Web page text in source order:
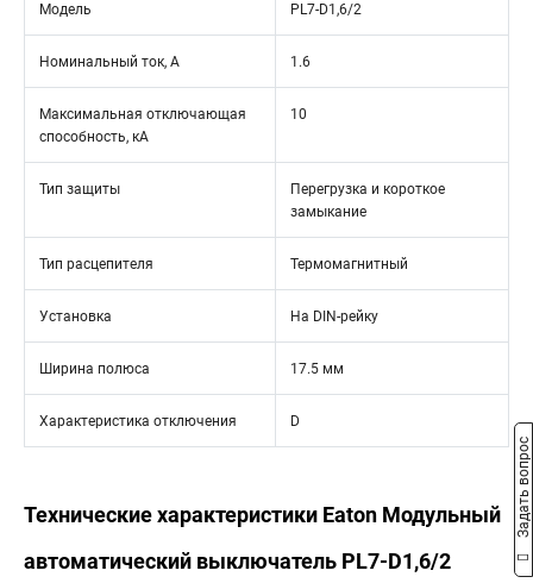
Модель PL7-D1,6/2
Номинальный ток, А 1.6
Максимальная отключающая
способность, кА
10
Тип защиты
Перегрузка и короткое
замыкание
Тип расцепителя Термомагнитный
Установка На DIN-рейку
Ширина полюса 17.5 мм
Характеристика отключения D
Технические характеристики Eaton Модульный
автоматический выключатель PL7-D1,6/2
Задать вопрос